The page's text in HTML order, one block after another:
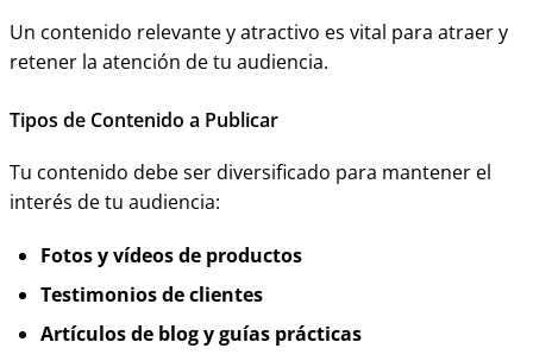
Un contenido relevante y atractivo es vital para atraer y
retener la atención de tu audiencia.
Tipos de Contenido a Publicar
Tu contenido debe ser diversificado para mantener el
interés de tu audiencia:
Fotos y vídeos de productos
Testimonios de clientes
Artículos de blog y guías prácticas